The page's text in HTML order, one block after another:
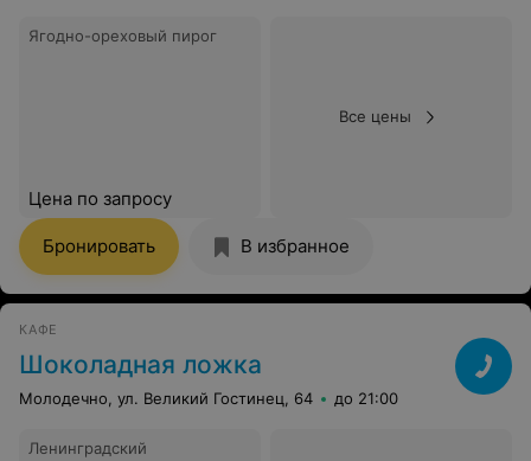
Ягодно-ореховый пирог
Цена по запросу
Все цены
Бронировать В избранное
КАФЕ
Шоколадная ложка
Молодечно, ул. Великий Гостинец, 64 до 21:00
Ленинградский